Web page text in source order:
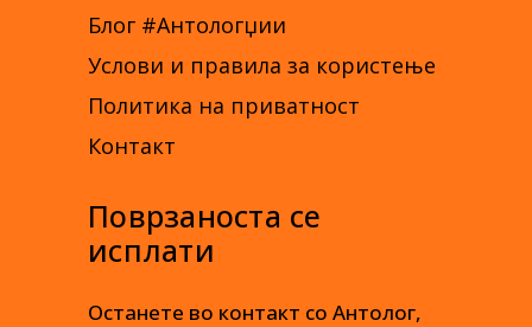
Блог #Антологџии
Услови и правила за користење
Политика на приватност
Контакт
Поврзаноста се
исплати
Останете во контакт со Антолог,